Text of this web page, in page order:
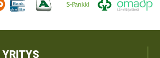
YRITYS